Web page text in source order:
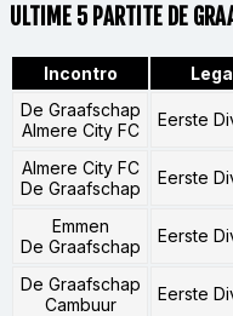
ULTIME 5 PARTITE DE
Incontro Lega
De Graafschap
Almere City FC
Eerste
Almere City FC
De Graafschap
Eerste
Emmen
De Graafschap
Eerste
De Graafschap
Cambuur
Eerste